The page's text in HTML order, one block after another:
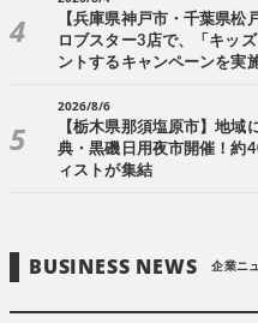
【兵庫県神戸市・千葉県松
ロブスター3店で、「キッ
ントするキャンペーンを実
2026/8/6
【栃木県那須塩原市】地域
典・黒磯日用夜市開催！約
ィストが集結
BUSINESS NEWS 企業ニ